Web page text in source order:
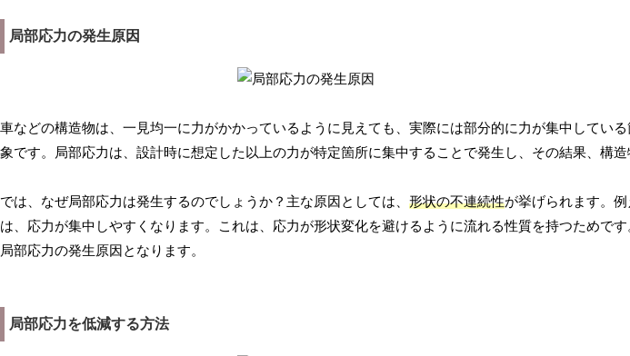
局部応力の発生原因
車などの構造物は、一見均一に力がかかっているように見えても、実際には部分的に力が集中してい
象です。局部応力は、設計時に想定した以上の力が特定箇所に集中することで発生し、その結果、構
では、なぜ局部応力は発生するのでしょうか？主な原因としては、 形状の不連続性が挙げられます。
は、応力が集中しやすくなります。これは、応力が形状変化を避けるように流れる性質を持つためです
局部応力の発生原因となります。
局部応力を低減する方法